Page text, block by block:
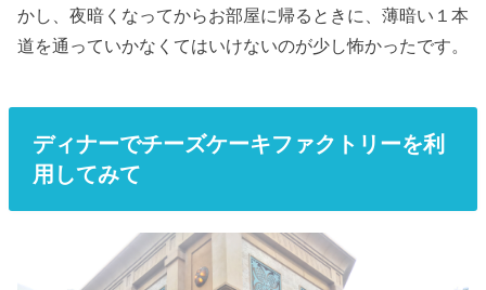
かし、夜暗くなってからお部屋に帰るときに、薄暗い１本
道を通っていかなくてはいけないのが少し怖かったです。
ディナーでチーズケーキファクトリーを利
用してみて